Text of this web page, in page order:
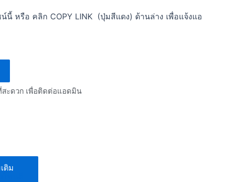
นี้ หรือ คลิก COPY LINK (ปุ่มสีแดง) ด้านล่าง เพื่อแจ้งแอ
สะดวก เพื่อติดต่อแอดมิน
ติม
โทนสี